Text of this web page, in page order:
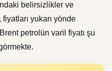
belirsizlikler ve
yukarı yönde
petrolün varil fiyatı şu